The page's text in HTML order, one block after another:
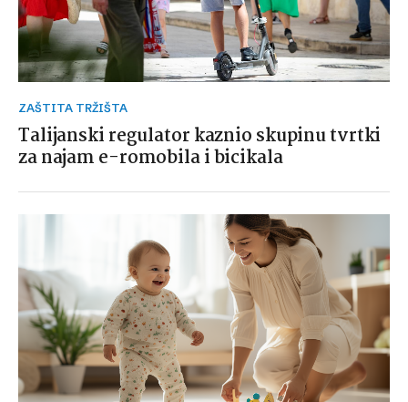
ZAŠTITA TRŽIŠTA
Talijanski regulator kaznio skupinu tvrtki
za najam e-romobila i bicikala